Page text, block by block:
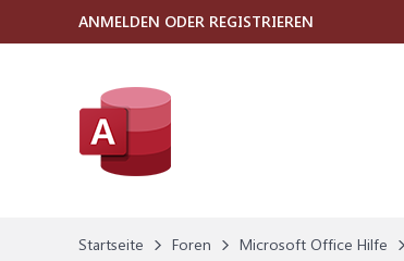
Startseite Foren Microsoft Office Hilfe
ANMELDEN ODER REGISTRIEREN